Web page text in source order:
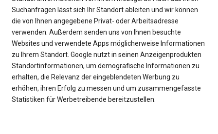
Suchanfragen lässt sich Ihr Standort ableiten und wir können
die von Ihnen angegebene Privat- oder Arbeitsadresse
verwenden. Außerdem senden uns von Ihnen besuchte
Websites und verwendete Apps möglicherweise Informationen
zu Ihrem Standort. Google nutzt in seinen Anzeigenprodukten
Standortinformationen, um demografische Informationen zu
erhalten, die Relevanz der eingeblendeten Werbung zu
erhöhen, ihren Erfolg zu messen und um zusammengefasste
Statistiken für Werbetreibende bereitzustellen.